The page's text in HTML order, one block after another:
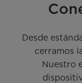
Desde
cerramos
Nuestro